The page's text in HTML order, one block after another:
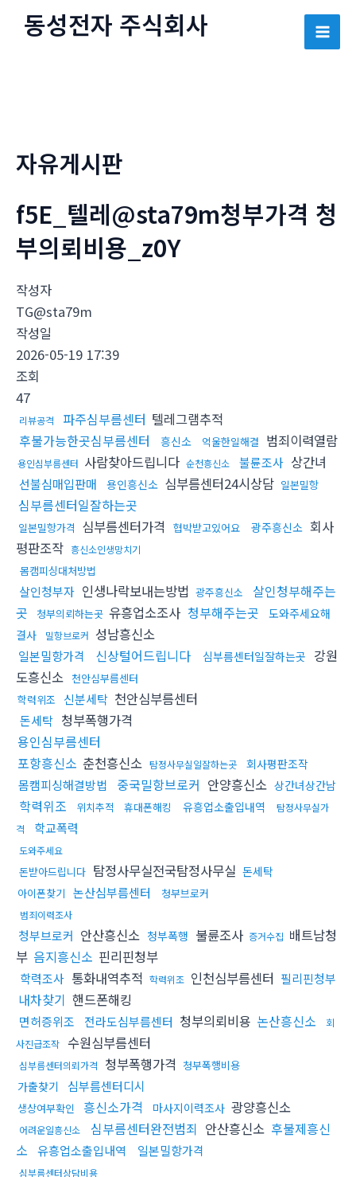
동성전자 주식회사
Main
자유게시판
f5E_텔레@sta79m청부가격 청
부의뢰비용_z0Y
작성자
TG@sta79m
작성일
2026-05-19 17:39
조회
47
리뷰공격 파주심부름센터 텔레그램추적
후불가능한곳심부름센터
흥신소 억울한일해결 범죄이력열람
용인심부름센터 사람찾아드립니다 순천흥신소 불륜조사 상간녀
선불심매입판매 용인흥신소 심부름센터24시상담 일본밀항
심부름센터일잘하는곳
일본밀항가격 심부름센터가격 협박받고있어요 광주흥신소 회사
평판조작 흥신소인생망치기
몸캠피싱대처방법
살인청부자 인생나락보내는방법 광주흥신소
살인청부해주는
곳
청부의뢰하는곳 유흥업소조사 청부해주는곳
도와주세요해
결사
밀항브로커 성남흥신소
일본밀항가격 신상털어드립니다 심부름센터일잘하는곳 강원
도흥신소 천안심부름센터
학력위조
신분세탁 천안심부름센터
돈세탁 청부폭행가격
용인심부름센터
포항흥신소 춘천흥신소 탐정사무실일잘하는곳 회사평판조작
몸캠피싱해결방법 중국밀항브로커 안양흥신소 상간녀상간남
학력위조 위치추적 휴대폰해킹 유흥업소출입내역
탐정사무실가
격
학교폭력
도와주세요
돈받아드립니다 탐정사무실전국탐정사무실 돈세탁
아이폰찾기 논산심부름센터 청부브로커
범죄이력조사
청부브로커 안산흥신소 청부폭행 불륜조사 증거수집 배트남청
부 음지흥신소 핀리핀청부
학력조사 통화내역추적 학력위조 인천심부름센터 필리핀청부
내차찾기 핸드폰해킹
면허증위조 전라도심부름센터 청부의뢰비용 논산흥신소
회
사진급조작 수원심부름센터
심부름센터의뢰가격 청부폭행가격 청부폭행비용
가출찾기 심부름센터디시
생상여부확인 흥신소가격 마사지이력조사 광양흥신소
어려운일흥신소 심부름센터완전범죄 안산흥신소 후불제흥신
소
유흥업소출입내역 일본밀항가격
심부름센터상담비용